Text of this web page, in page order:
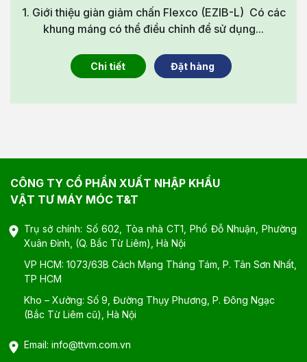
1. Giới thiệu giàn giảm chấn Flexco (EZIB-L) Có các
khung máng có thể điều chỉnh để sử dụng...
Chi tiết Đặt hàng
CÔNG TY CỔ PHẦN XUẤT NHẬP KHẨU
VẬT TƯ MÁY MÓC T&T
Trụ sở chính: Số 602, Tòa nhà CT1, Phố Đỗ Nhuận, Phường
Xuân Đỉnh, (Q. Bắc Từ Liêm), Hà Nội
VP HCM: 1073/63B Cách Mạng Tháng Tám, P. Tân Sơn Nhất,
TP HCM
Kho – Xưởng: Số 9, Đường Thụy Phương, P. Đông Ngạc
(Bắc Từ Liêm cũ), Hà Nội
Email: info@ttvm.com.vn